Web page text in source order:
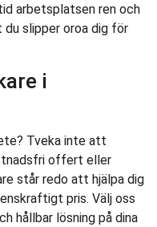
arbetsplatsen ren och
slipper oroa dig för
i
Tveka inte att
offert eller
står redo att hjälpa dig
pris. Välj oss
hållbar lösning på dina